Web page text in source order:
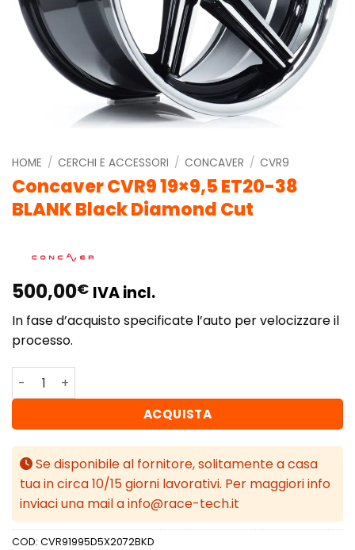
HOME / CERCHI E ACCESSORI / CONCAVER / CVR9
Concaver CVR9 19×9,5 ET20-38
BLANK Black Diamond Cut
500,00€ IVA incl.
In fase d’acquisto specificate l’auto per velocizzare il
processo.
Concaver CVR9 19x9,5 ET20-38 BLANK Black Diamond
ACQUISTA
Se disponibile al fornitore, solitamente a casa
tua in circa 10/15 giorni lavorativi. Per maggiori info
inviaci una mail a info@race-tech.it
COD: CVR91995D5X2072BKD